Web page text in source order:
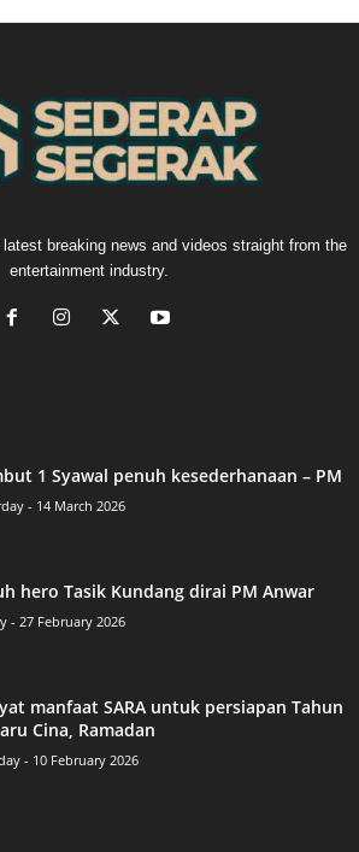
breaking news and videos straight from the
entertainment industry.
1 Syawal penuh kesederhanaan – PM
- 14 March 2026
hero Tasik Kundang dirai PM Anwar
- 27 February 2026
manfaat SARA untuk persiapan Tahun
Cina, Ramadan
- 10 February 2026